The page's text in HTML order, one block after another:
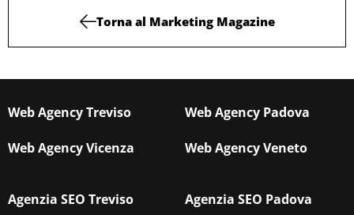
Torna al Marketing Magazine
Web Agency Treviso Web Agency Padova
Web Agency Vicenza Web Agency Veneto
Agenzia SEO Treviso Agenzia SEO Padova